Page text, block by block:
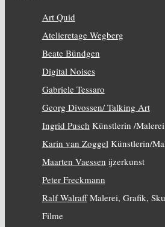
Art Quid
Atelieretage Wegberg
Beate Bündgen
Digital Noises
Gabriele Tessaro
Georg Divossen/ Talking Art
Ingrid Pusch Künstlerin /Malerei
Karin van Zoggel Künstlerin/
Maarten Vaessen ijzerkunst
Peter Freckmann
Ralf WalraffMalerei, Grafik,
Filme